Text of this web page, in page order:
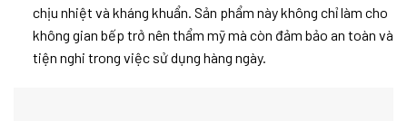
chịu nhiệt và kháng khuẩn. Sản phẩm này không chỉ làm cho
không gian bếp trở nên thẩm mỹ mà còn đảm bảo an toàn và
tiện nghi trong việc sử dụng hàng ngày.